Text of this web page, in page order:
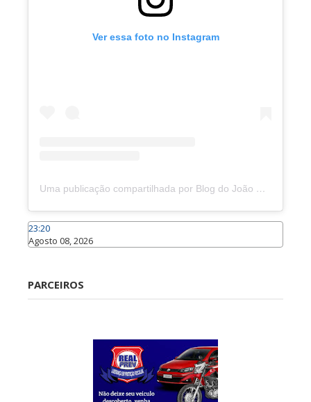
Ver essa foto no Instagram
Uma publicação compartilhada por Blog do João Marcolino (@joaomarcolinoneto)
23:20
Agosto 08, 2026
PARCEIROS